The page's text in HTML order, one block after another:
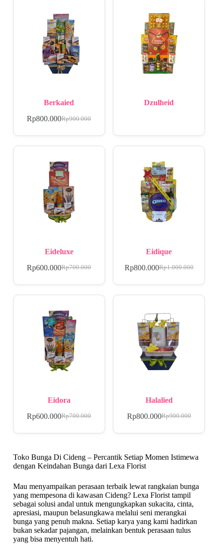
Berkaied
Rp900.000
Rp800.000
Dzulheid
Eideluxe
Rp700.000
Rp600.000
Eidique
Rp1.000.000
Rp800.000
Eidora
Rp700.000
Rp600.000
Halalied
Rp900.000
Rp800.000
Toko Bunga Di Cideng – Percantik Setiap Momen Istimewa
dengan Keindahan Bunga dari Lexa Florist
Mau menyampaikan perasaan terbaik lewat rangkaian bunga
yang mempesona di kawasan Cideng? Lexa Florist tampil
sebagai solusi andal untuk mengungkapkan sukacita, cinta,
apresiasi, maupun belasungkawa melalui seni merangkai
bunga yang penuh makna. Setiap karya yang kami hadirkan
bukan sekadar pajangan, melainkan bentuk perasaan tulus
yang bisa menyentuh hati.